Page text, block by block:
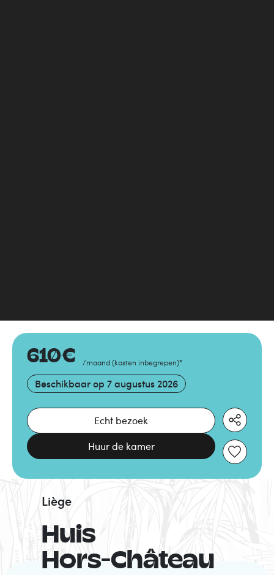
610€ /maand (kosten inbegrepen)*
Beschikbaar op 7 augustus 2026
Echt bezoek
Huur de kamer
Huis
Hors-Château
Liège